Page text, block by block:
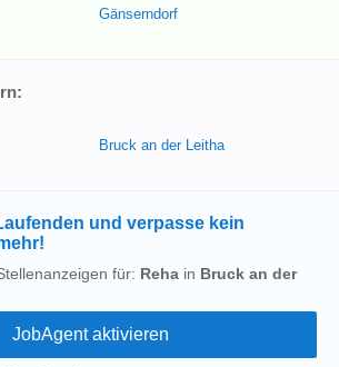
Gänserndorf
Bruck an der Leitha
und verpasse kein
für: Reha in Bruck an der